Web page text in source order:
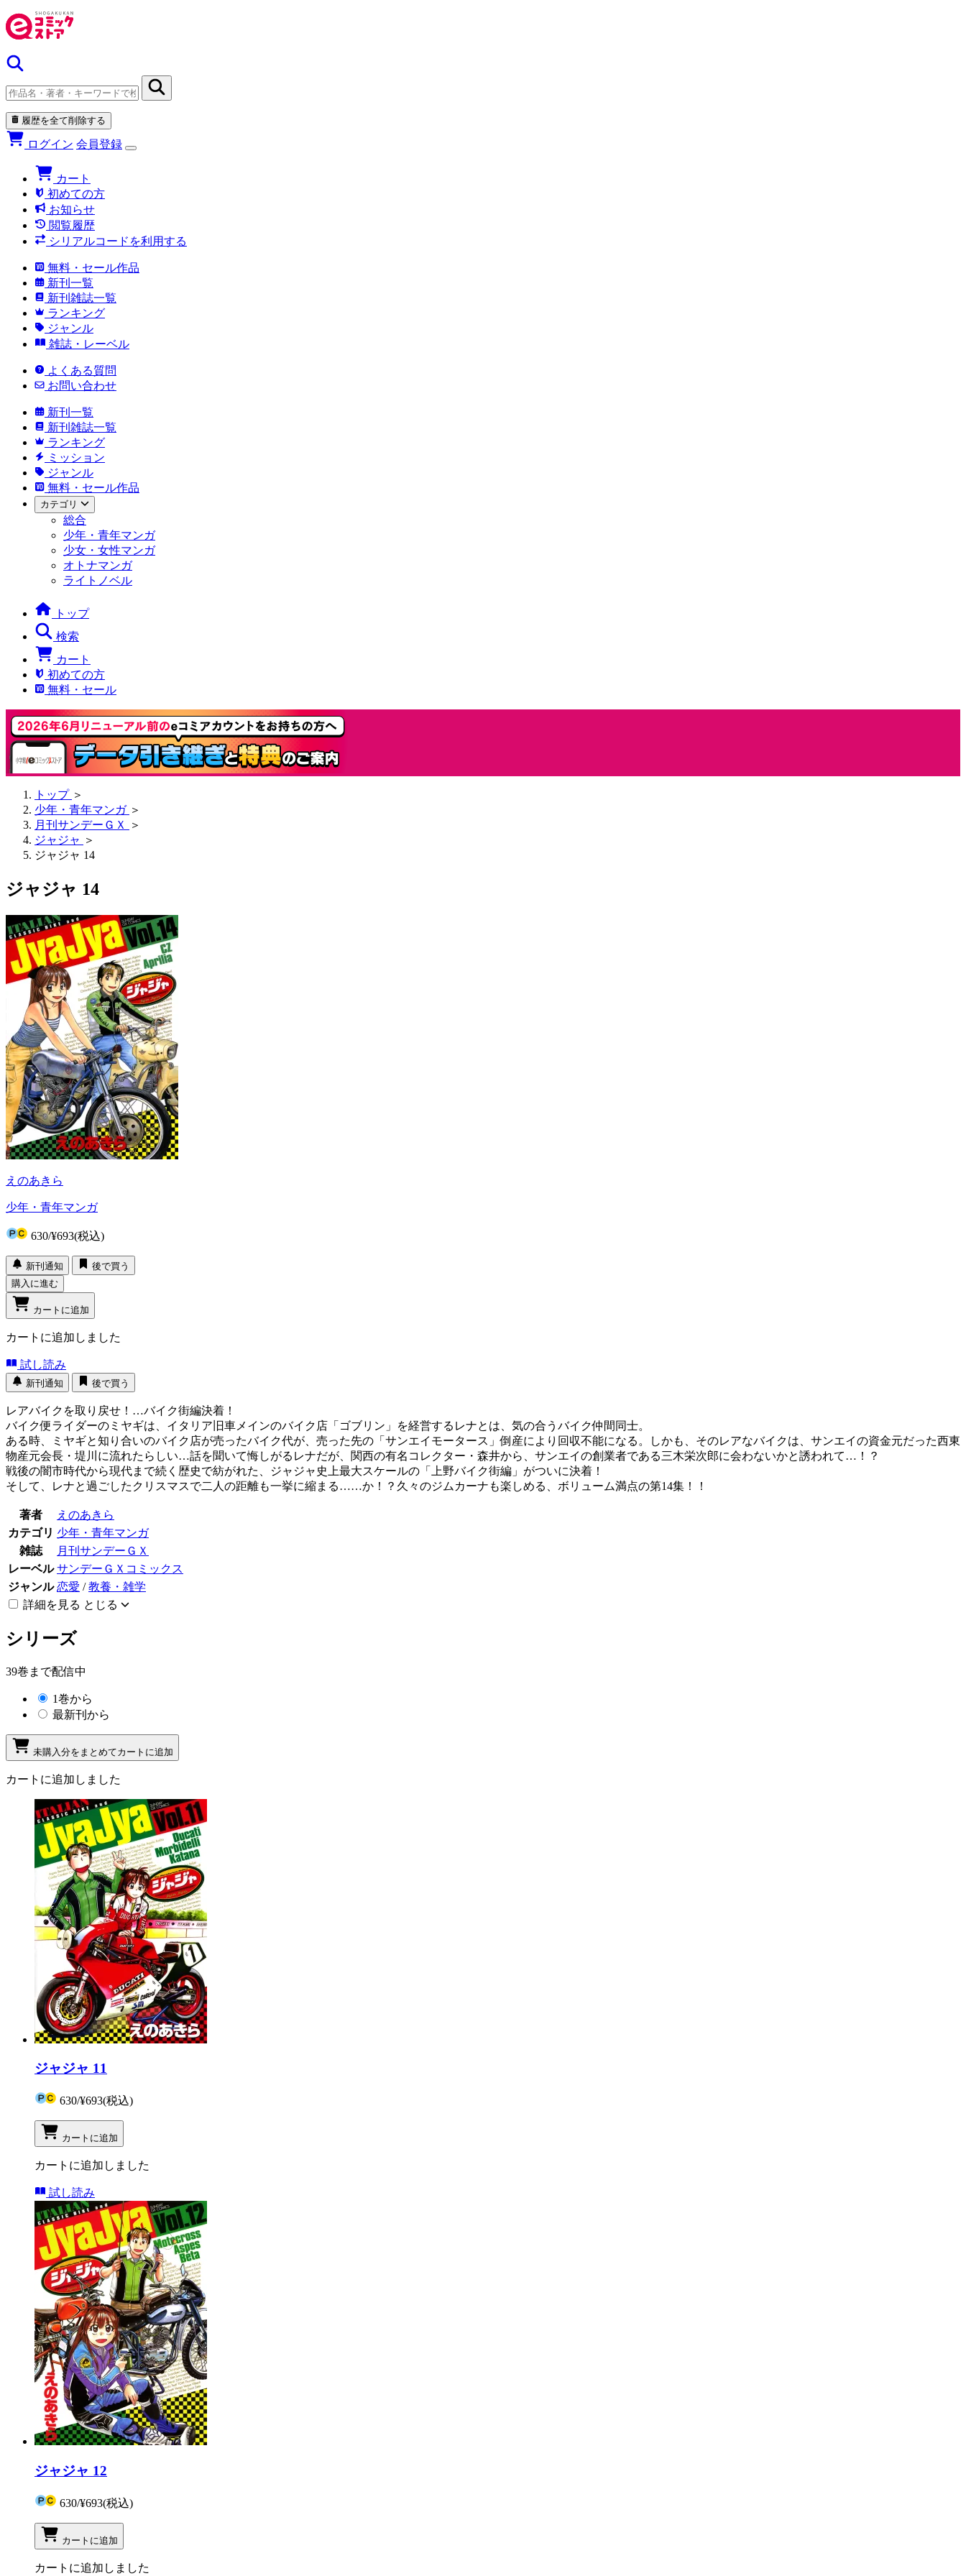
履歴を全て削除する
ログイン 会員登録
カート
初めての方
お知らせ
閲覧履歴
シリアルコードを利用する
無料・セール作品
新刊一覧
新刊雑誌一覧
ランキング
ジャンル
雑誌・レーベル
よくある質問
お問い合わせ
新刊一覧
新刊雑誌一覧
ランキング
ミッション
ジャンル
無料・セール作品
カテゴリ
総合
少年・青年マンガ
少女・女性マンガ
オトナマンガ
ライトノベル
トップ
検索
カート
初めての方
無料・セール
トップ ＞
少年・青年マンガ ＞
月刊サンデーＧＸ
＞
ジャジャ ＞
ジャジャ 14
ジャジャ 14
えのあきら
少年・青年マンガ
630/¥693(税込)
新刊通知
後で買う
購入に進む
カートに追加
カートに追加しました
試し読み
新刊通知 後で買う
レアバイクを取り戻せ！…バイク街編決着！
バイク便ライダーのミヤギは、イタリア旧車メインのバイク店「ゴブリン」を経営するレナとは、気の合うバイク仲間同士。
ある時、ミヤギと知り合いのバイク店が売ったバイク代が、売った先の「サンエイモータース」倒産により回収不能になる。しかも、そのレアなバイクは、サンエイの資金元だった西東
物産元会長・堤川に流れたらしい…話を聞いて悔しがるレナだが、関西の有名コレクター・森井から、サンエイの創業者である三木栄次郎に会わないかと誘われて…！？
戦後の闇市時代から現代まで続く歴史で紡がれた、ジャジャ史上最大スケールの「上野バイク街編」がついに決着！
そして、レナと過ごしたクリスマスで二人の距離も一挙に縮まる……か！？久々のジムカーナも楽しめる、ボリューム満点の第14集！！
著者
えのあきら
カテゴリ 少年・青年マンガ
雑誌
月刊サンデーＧＸ
レーベル サンデーＧＸコミックス
ジャンル 恋愛 /教養・雑学
詳細を見る とじる
シリーズ
39巻まで配信中
1巻から
最新刊から
未購入分をまとめてカートに追加
カートに追加しました
ジャジャ 11
630/¥693(税込)
カートに追加
カートに追加しました
試し読み
ジャジャ 12
630/¥693(税込)
カートに追加
カートに追加しました